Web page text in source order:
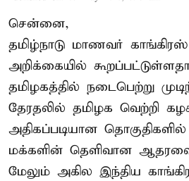
சென்னை,
தமிழ்நாடு மாணவர்
அறிக்கையில்
தமிழகத்தில் நடைபெற்று
தேரதலில் தமிழக வெற்றி
அதிகப்படியான
மக்களின் தெளிவான
மேலும் அகில இந்திய